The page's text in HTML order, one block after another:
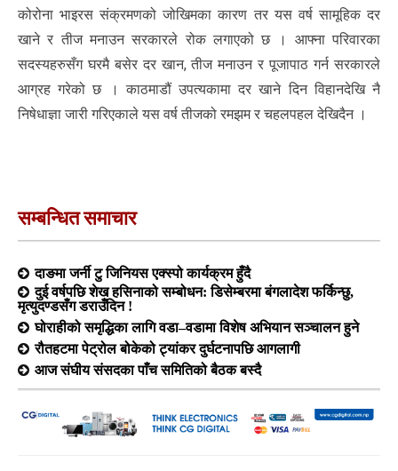
कोरोना भाइरस संक्रमणको जोखिमका कारण तर यस वर्ष सामूहिक दर
खाने र तीज मनाउन सरकारले रोक लगाएको छ । आफ्ना परिवारका
सदस्यहरुसँग घरमै बसेर दर खान, तीज मनाउन र पूजापाठ गर्न सरकारले
आग्रह गरेको छ । काठमाडौं उपत्यकामा दर खाने दिन विहानदेखि नै
निषेधाज्ञा जारी गरिएकाले यस वर्ष तीजको रमझम र चहलपहल देखिदैन ।
सम्बन्धित समाचार
दाङमा जर्नी टु जिनियस एक्स्पो कार्यक्रम हुँदै
दुई वर्षपछि शेख हसिनाको सम्बोधन: डिसेम्बरमा बंगलादेश फर्किन्छु,
मृत्युदण्डसँग डराउँदिन !
घोराहीको समृद्धिका लागि वडा–वडामा विशेष अभियान सञ्चालन हुने
रौतहटमा पेट्रोल बोकेको ट्यांकर दुर्घटनापछि आगलागी
आज संघीय संसदका पाँच समितिको बैठक बस्दै